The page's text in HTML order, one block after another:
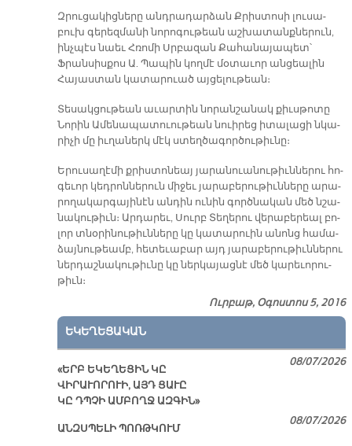
Զրու­ցա­կից­նե­րը անդ­րա­դար­ձան Քրիս­տո­սի լու­սա­
բուխ գե­րեզ­մա­նի նո­րո­գու­թեան աշ­խա­տանք­նե­րուն,
ինչ­պէս նաեւ Հռո­մի Սրբա­զան Քա­հա­նա­յա­պետ՝
Ֆրան­սիս­քոս Ա. Պա­պին կող­մէ մօ­տա­ւոր ան­ցեա­լին
Հա­յաս­տան կա­տա­րուած այ­ցե­լու­թեան։
Տե­սակ­ցու­թեան ա­ւար­տին նո­րան­շա­նակ քիւս­թո­տը
Նո­րին Ա­մե­նա­պա­տուու­թեան նուի­րեց ի­տա­լա­ցի նկա­
րի­չի մը իւ­ղա­ներկ մէկ ստեղ­ծա­գոր­ծու­թիւ­նը։
Ե­րու­սա­ղէ­մի քրիս­տո­նեայ յա­րա­նուա­նու­թիւն­նե­րու հո­
գե­ւոր կեդ­րոն­նե­րուն մի­ջեւ յա­րա­բե­րու­թիւն­նե­րը ա­րա­
րո­ղա­կար­գա­յի­նէն ան­դին ու­նին գործ­նա­կան մեծ նշա­
նա­կու­թիւն։ Ար­դա­րեւ, Սուրբ Տե­ղե­րու վե­րա­բե­րեալ բո­
լոր տնօ­րի­նու­թիւն­նե­րը կը կա­տա­րուին ա­նոնց հա­մա­
ձայ­նու­թեամբ, հե­տե­ւա­բար այդ յա­րա­բե­րու­թիւն­նե­րու
ներ­դաշ­նա­կու­թիւ­նը կը ներ­կա­յաց­նէ մեծ կա­րե­ւո­րու­
թիւն։
Ուրբաթ, Օգոստոս 5, 2016
ԵԿԵՂԵՑԱԿԱՆ
«ԵՐԲ ԵԿԵՂԵՑԻՆ ԿԸ
ՎԻՐԱՒՈՐՈՒԻ, ԱՅԴ ՑԱՒԸ
ԿԸ ԴՊՉԻ ԱՄԲՈՂՋ ԱԶԳԻՆ»
08/07/2026
ԱՆԶՍՊԵԼԻ ՊՈՌԹԿՈՒՄ
08/07/2026